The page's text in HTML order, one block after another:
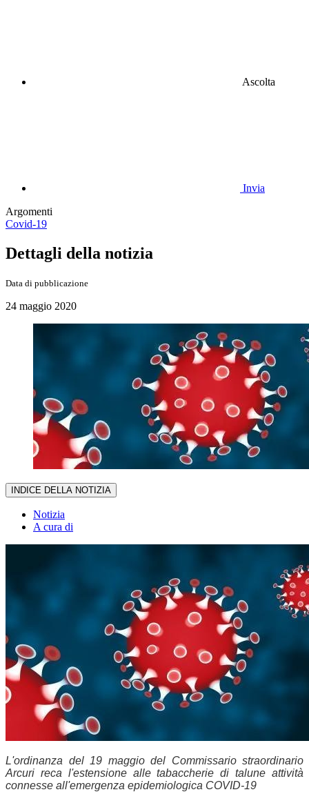
Ascolta
Invia
Argomenti
Covid-19
Dettagli della notizia
Data di pubblicazione
24 maggio 2020
INDICE DELLA NOTIZIA
Notizia
A cura di
L'ordinanza del 19 maggio del Commissario straordinario
Arcuri reca l'estensione alle tabaccherie di talune attività
connesse all'emergenza epidemiologica COVID-19